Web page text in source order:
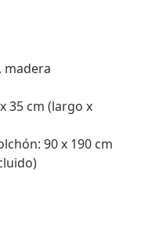
madera
35 cm (largo x
90 x 190 cm